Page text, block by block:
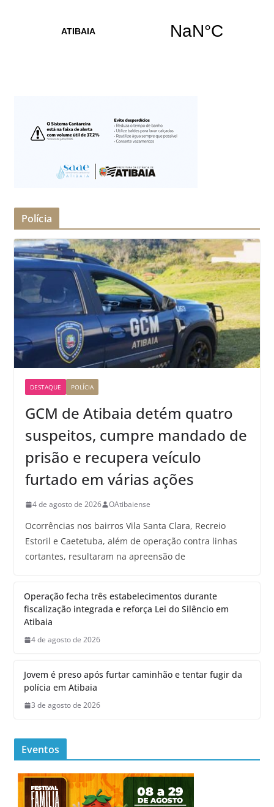
Polícia
DESTAQUE POLÍCIA
GCM de Atibaia detém quatro
suspeitos, cumpre mandado de
prisão e recupera veículo
furtado em várias ações
4 de agosto de 2026 OAtibaiense
Ocorrências nos bairros Vila Santa Clara, Recreio
Estoril e Caetetuba, além de operação contra linhas
cortantes, resultaram na apreensão de
Operação fecha três estabelecimentos durante
fiscalização integrada e reforça Lei do Silêncio em
Atibaia
4 de agosto de 2026
Jovem é preso após furtar caminhão e tentar fugir da
polícia em Atibaia
3 de agosto de 2026
Eventos